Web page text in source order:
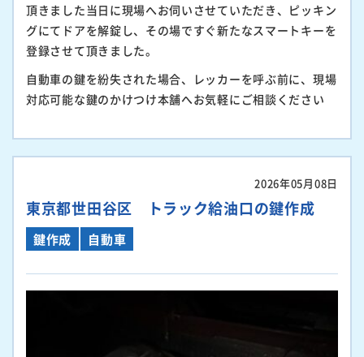
頂きました当日に現場へお伺いさせていただき、ピッキン
グにてドアを解錠し、その場ですぐ新たなスマートキーを
登録させて頂きました。
自動車の鍵を紛失された場合、レッカーを呼ぶ前に、現場
対応可能な鍵のかけつけ本舗へお気軽にご相談ください
2026年05月08日
東京都世田谷区 トラック給油口の鍵作成
鍵作成 自動車